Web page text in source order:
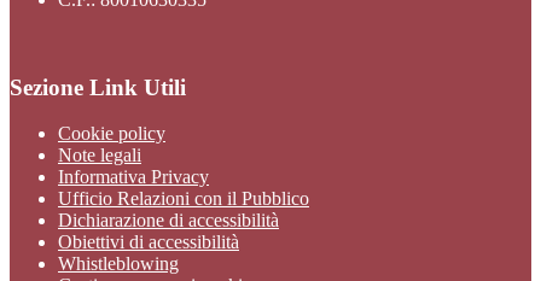
Sezione Link Utili
Cookie policy
Note legali
Informativa Privacy
Ufficio Relazioni con il Pubblico
Dichiarazione di accessibilità
Obiettivi di accessibilità
Whistleblowing